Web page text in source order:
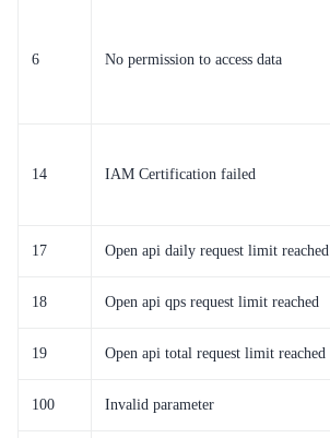
6 No permission to access data
14 IAM Certification failed
17 Open api daily request limit reached
18 Open api qps request limit reached
19 Open api total request limit reached
100 Invalid parameter